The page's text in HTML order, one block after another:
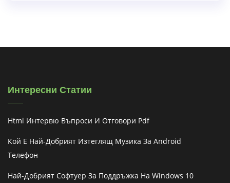
Интересни Статии
Html Интервю Въпроси И Отговори Pdf
Кой Е Най-Добрият Изтеглящ Музика За Android
Телефон
Най-Добрият Софтуер За Поддръжка На Windows 10